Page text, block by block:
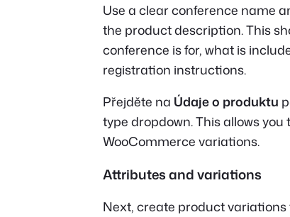
Use a clear conference name
the product description. This
conference is for, what is
registration instructions.
Přejděte na Údaje o produktu
type dropdown. This allows
WooCommerce variations.
Attributes and variations
Next, create product